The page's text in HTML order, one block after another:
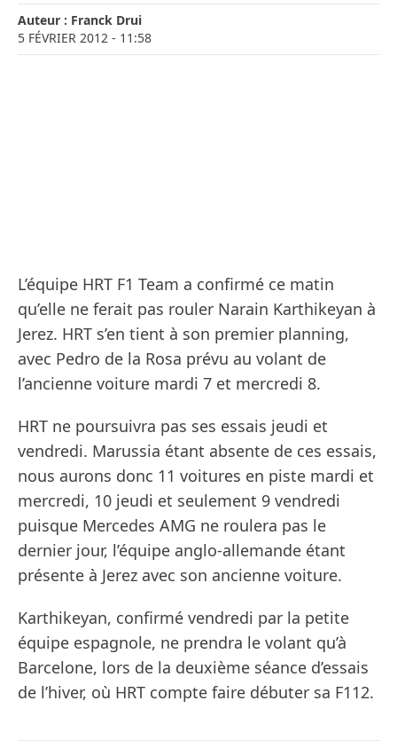
Auteur : Franck Drui
5 FÉVRIER 2012 - 11:58
L’équipe HRT F1 Team a confirmé ce matin
qu’elle ne ferait pas rouler Narain Karthikeyan à
Jerez. HRT s’en tient à son premier planning,
avec Pedro de la Rosa prévu au volant de
l’ancienne voiture mardi 7 et mercredi 8.
HRT ne poursuivra pas ses essais jeudi et
vendredi. Marussia étant absente de ces essais,
nous aurons donc 11 voitures en piste mardi et
mercredi, 10 jeudi et seulement 9 vendredi
puisque Mercedes AMG ne roulera pas le
dernier jour, l’équipe anglo-allemande étant
présente à Jerez avec son ancienne voiture.
Karthikeyan, confirmé vendredi par la petite
équipe espagnole, ne prendra le volant qu’à
Barcelone, lors de la deuxième séance d’essais
de l’hiver, où HRT compte faire débuter sa F112.